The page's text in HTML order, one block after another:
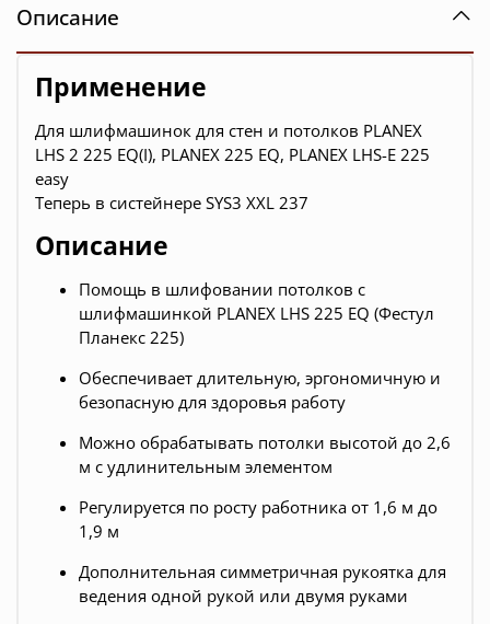
Описание
Применение
Для шлифмашинок для стен и потолков PLANEX
LHS 2 225 EQ(I), PLANEX 225 EQ, PLANEX LHS-E 225
easy
Теперь в систейнере SYS3 XXL 237
Описание
Помощь в шлифовании потолков с
шлифмашинкой PLANEX LHS 225 EQ (Фестул
Планекс 225)
Обеспечивает длительную, эргономичную и
безопасную для здоровья работу
Можно обрабатывать потолки высотой до 2,6
м с удлинительным элементом
Регулируется по росту работника от 1,6 м до
1,9 м
Дополнительная симметричная рукоятка для
ведения одной рукой или двумя руками